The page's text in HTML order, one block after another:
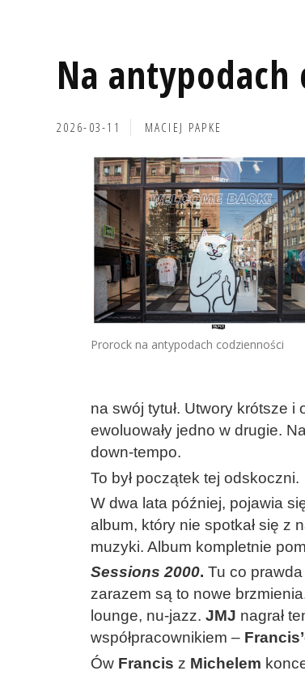
Na antypodach
2026-03-11 MACIEJ PAPKE
Prorock na antypodach codzienności
na swój tytuł. Utwory krótsze
ewoluowały jedno w drugie.
down-tempo.
To był początek tej odskoczni.
W dwa lata później, pojawia
album, który nie spotkał się z
muzyki. Album kompletnie
Sessions 2000. Tu co
zarazem są to nowe
lounge, nu-jazz. JMJ nagrał
współpracownikiem –
Ów Francis z Michelem